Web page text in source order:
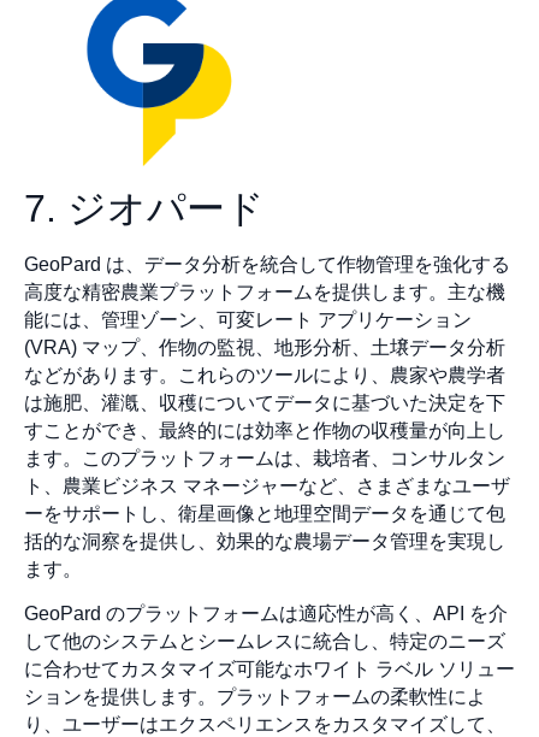
7. ジオパード
GeoPard は、データ分析を統合して作物管理を強化する
高度な精密農業プラットフォームを提供します。主な機
能には、管理ゾーン、可変レート アプリケーション
(VRA) マップ、作物の監視、地形分析、土壌データ分析
などがあります。これらのツールにより、農家や農学者
は施肥、灌漑、収穫についてデータに基づいた決定を下
すことができ、最終的には効率と作物の収穫量が向上し
ます。このプラットフォームは、栽培者、コンサルタン
ト、農業ビジネス マネージャーなど、さまざまなユーザ
ーをサポートし、衛星画像と地理空間データを通じて包
括的な洞察を提供し、効果的な農場データ管理を実現し
ます。
GeoPard のプラットフォームは適応性が高く、API を介
して他のシステムとシームレスに統合し、特定のニーズ
に合わせてカスタマイズ可能なホワイト ラベル ソリュー
ションを提供します。プラットフォームの柔軟性によ
り、ユーザーはエクスペリエンスをカスタマイズして、